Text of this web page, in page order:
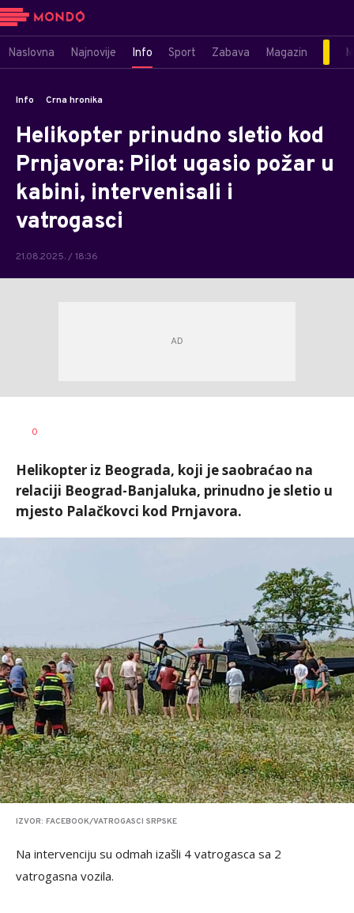
Naslovna Najnovije Info Sport Zabava Magazin
Info Crna hronika
Helikopter prinudno sletio kod
Prnjavora: Pilot ugasio požar u
kabini, intervenisali i
vatrogasci
21.08.2025. / 18:36
AUTOR
0
Helikopter iz Beograda, koji je saobraćao na
relaciji Beograd-Banjaluka, prinudno je sletio u
mjesto Palačkovci kod Prnjavora.
IZVOR: FACEBOOK/VATROGASCI SRPSKE
Na intervenciju su odmah izašli 4 vatrogasca sa 2
vatrogasna vozila.